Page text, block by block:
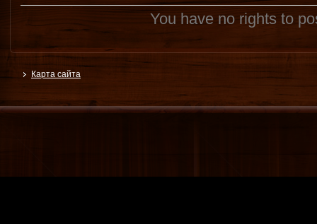
You have no rights to
Карта сайта